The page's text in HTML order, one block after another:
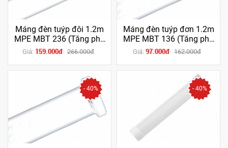
Máng đèn tuýp đôi 1.2m
MPE MBT 236 (Tăng phô
+ chuột) (chân trắng /
Giá: 159.000đ 266.000đ
Máng đèn tuýp đơn 1.2m
MPE MBT 136 (Tăng phô
+ chuột) (chân trắng /
Giá: 97.000đ 162.000đ
- 40% - 40%